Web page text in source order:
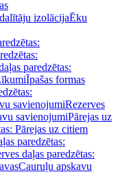
izolācijaĒku
paredzētas:
Īpašas formas
savienojumiRezerves
savienojumiPārejas uz
Pārejas uz citiem
paredzētas:
daļas paredzētas:
Cauruļu apskavu